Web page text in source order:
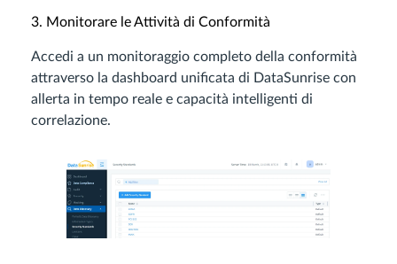
3. Monitorare le Attività di Conformità
Accedi a un monitoraggio completo della conformità
attraverso la dashboard unificata di DataSunrise con
allerta in tempo reale e capacità intelligenti di
correlazione.